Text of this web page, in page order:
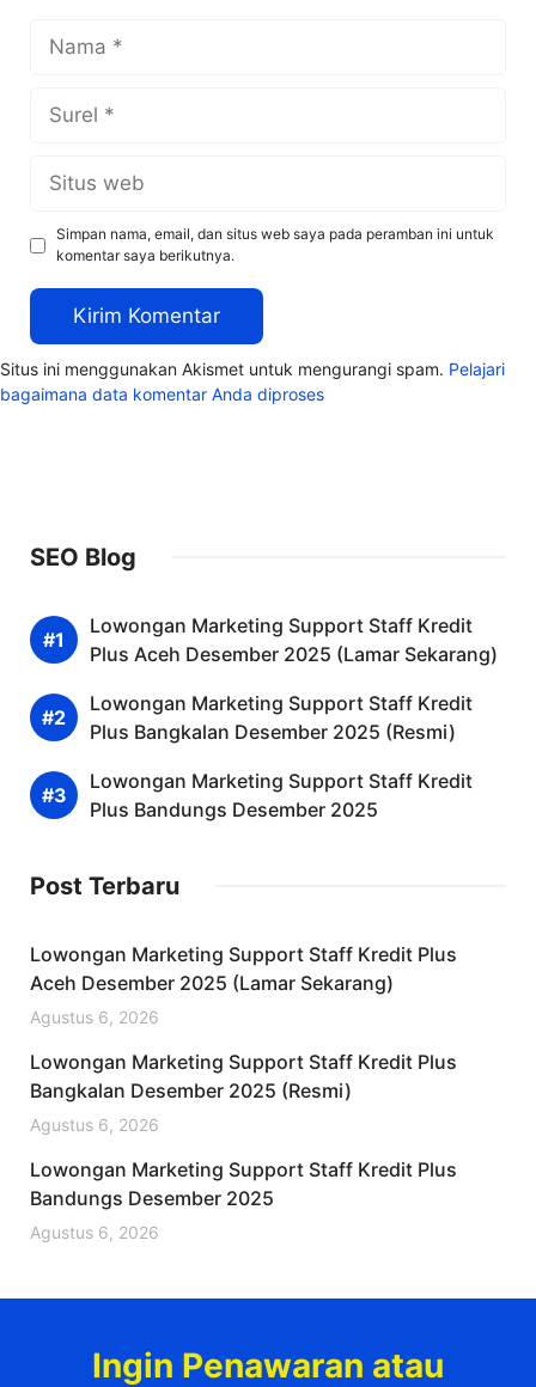
web
Simpan nama, email, dan situs web saya pada peramban ini untuk
komentar saya berikutnya.
Situs ini menggunakan Akismet untuk mengurangi spam. Pelajari
bagaimana data komentar Anda diproses
SEO Blog
Lowongan Marketing Support Staff Kredit
Plus Aceh Desember 2025 (Lamar Sekarang)
Lowongan Marketing Support Staff Kredit
Plus Bangkalan Desember 2025 (Resmi)
Lowongan Marketing Support Staff Kredit
Plus Bandungs Desember 2025
Post Terbaru
Lowongan Marketing Support Staff Kredit Plus
Aceh Desember 2025 (Lamar Sekarang)
Agustus 6, 2026
Lowongan Marketing Support Staff Kredit Plus
Bangkalan Desember 2025 (Resmi)
Agustus 6, 2026
Lowongan Marketing Support Staff Kredit Plus
Bandungs Desember 2025
Agustus 6, 2026
Ingin Penawaran atau